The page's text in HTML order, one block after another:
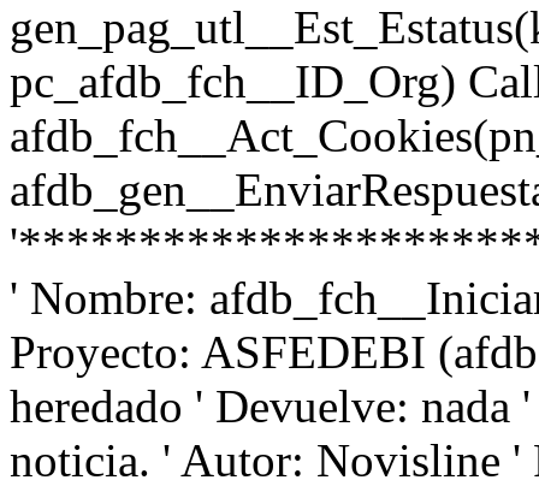
pc_afdb_fch__ID_Org)
' Nombre:
Proyecto: ASFEDEBI
heredado ' Devuelve:
noticia. ' Autor: Novisline '